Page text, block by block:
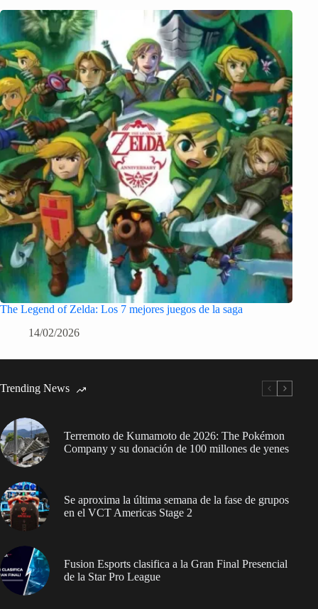
The Legend of Zelda: Los 7 mejores juegos de la saga
14/02/2026
Trending News
Terremoto de Kumamoto de 2026: The Pokémon
Company y su donación de 100 millones de yenes
Se aproxima la última semana de la fase de grupos
en el VCT Americas Stage 2
Fusion Esports clasifica a la Gran Final Presencial
de la Star Pro League